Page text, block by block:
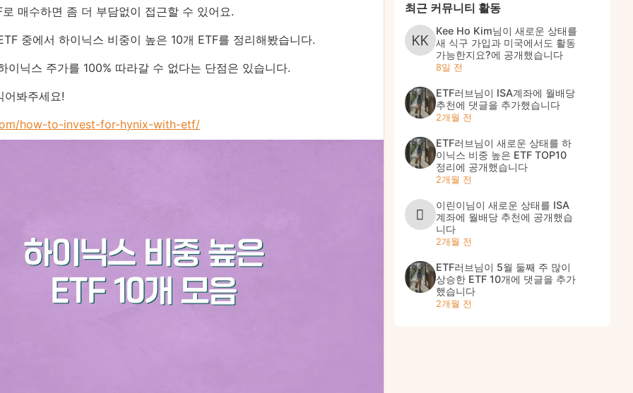
매수하면 좀 더 부담없이 접근할 수 있어요.
중에서 하이닉스 비중이 높은 10개 ETF를 정리해봤습니다.
이닉스 주가를 100% 따라갈 수 없다는 단점은 있습니다.
어봐주세요!
how-to-invest-for-hynix-with-etf/
최근 커뮤니티 활동
Kee Ho Kim님이 새로운 상태를
새 식구 가입과 미국에서도 활동
가능한지요?에 공개했습니다
8일 전
ETF러브님이 ISA계좌에 월배당
추천에 댓글을 추가했습니다
2개월 전
ETF러브님이 새로운 상태를 하
이닉스 비중 높은 ETF TOP10
정리에 공개했습니다
2개월 전
이린이님이 새로운 상태를 ISA
계좌에 월배당 추천에 공개했습
니다
2개월 전
ETF러브님이 5월 둘째 주 많이
상승한 ETF 10개에 댓글을 추가
했습니다
2개월 전